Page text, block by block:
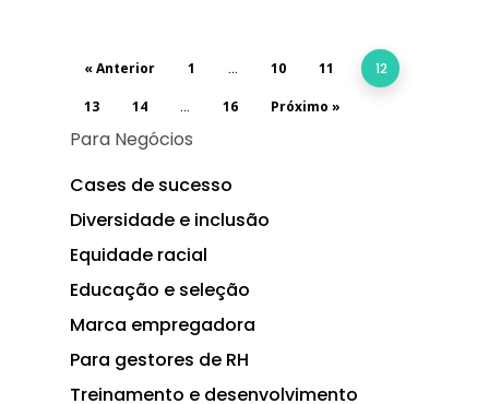
« Anterior 1 … 10 11 12
13 14 … 16 Próximo »
Para Negócios
Cases de sucesso
Diversidade e inclusão
Equidade racial
Educação e seleção
Marca empregadora
Para gestores de RH
Treinamento e desenvolvimento